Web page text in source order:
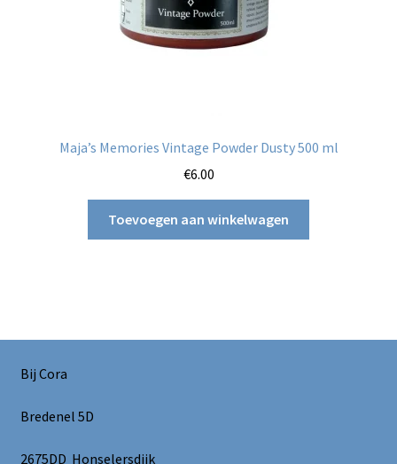
Maja’s Memories Vintage Powder Dusty 500 ml
€6.00
Toevoegen aan winkelwagen
Bij Cora
Bredenel 5D
2675DD Honselersdijk